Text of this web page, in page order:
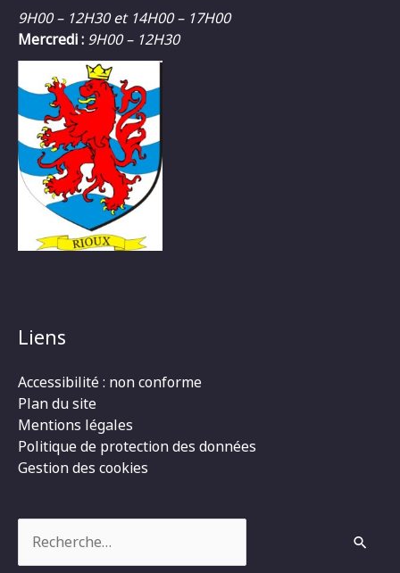
9H00 – 12H30 et 14H00 – 17H00
Mercredi : 9H00 – 12H30
Liens
Accessibilité : non conforme
Plan du site
Mentions légales
Politique de protection des données
Gestion des cookies